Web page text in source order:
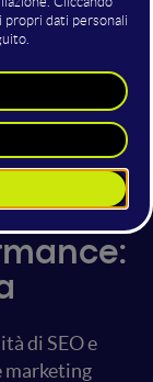
CRO e
di SEO e
marketing